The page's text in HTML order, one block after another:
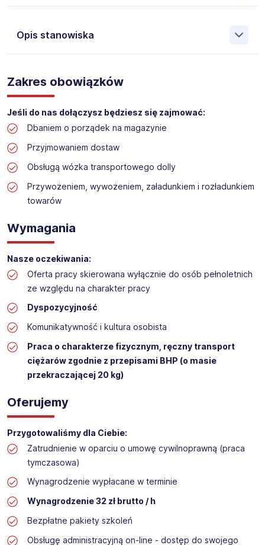
Opis stanowiska
Pośrednictwa Pracy i Doradztwa Personalnego Work &
Profit jest obecnie jedną z największych niezależnych
polskich agencji zatrudnienia. W ciągu wielu lat naszej
działalności daliśmy pracę przeszło 50 000 pracowników
w całym kraju. Skutecznie znajdujemy pracowników dla
największych firm, jak również małych rodzinnych
przedsiębiorstw w Polsce. Agencja jest wpisana pod nr
Obecnie dla naszego Klienta, poszukujemy osób na
stanowisko:
Lokalizacja:BIAŁKI
Zakres obowiązków
Jeśli do nas dołączysz będziesz się zajmować:
Dbaniem o porządek na magazynie
Przyjmowaniem dostaw
Obsługą wózka transportowego dolly
Przywożeniem, wywożeniem, załadunkiem i rozładunkiem
towarów
Wymagania
Nasze oczekiwania:
Oferta pracy skierowana wyłącznie do osób pełnoletnich
ze względu na charakter pracy
Dyspozycyjność
Komunikatywność i kultura osobista
Praca o charakterze fizycznym, ręczny transport
ciężarów zgodnie z przepisami BHP (o masie
przekraczającej 20 kg)
Oferujemy
Przygotowaliśmy dla Ciebie:
Zatrudnienie w oparciu o umowę cywilnoprawną (praca
tymczasowa)
Wynagrodzenie wypłacane w terminie
Wynagrodzenie 32 zł brutto / h
Bezpłatne pakiety szkoleń
Obsługę administracyjną on-line - dostęp do swojego